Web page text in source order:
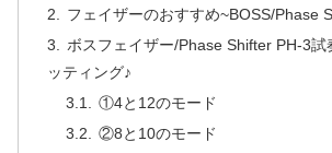
フェイザーのおすすめ~BOSS/Phase
ボスフェイザー/Phase Shifter PH-3試
ッティング♪
①4と12のモード
②8と10のモード